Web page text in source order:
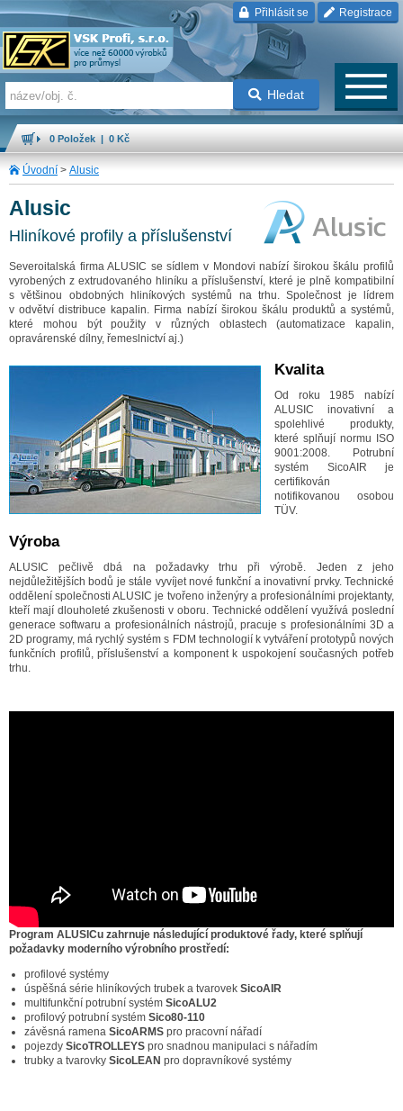
Přihlásit se Registrace
Hledat
0 Položek | 0 Kč
Úvodní > Alusic
Alusic
Hliníkové profily a příslušenství
Severoitalská firma ALUSIC se sídlem v Mondovi nabízí širokou škálu profilů
vyrobených z extrudovaného hliníku a příslušenství, které je plně kompatibilní
s většinou obdobných hliníkových systémů na trhu. Společnost je lídrem
v odvětví distribuce kapalin. Firma nabízí širokou škálu produktů a systémů,
které mohou být použity v různých oblastech (automatizace kapalin,
opravárenské dílny, řemeslnictví aj.)
Kvalita
Od roku 1985 nabízí
ALUSIC inovativní a
spolehlivé produkty,
které splňují normu ISO
9001:2008. Potrubní
systém SicoAIR je
certifikován
notifikovanou osobou
TÜV.
Výroba
ALUSIC pečlivě dbá na požadavky trhu při výrobě. Jeden z jeho
nejdůležitějších bodů je stále vyvíjet nové funkční a inovativní prvky. Technické
oddělení společnosti ALUSIC je tvořeno inženýry a profesionálními projektanty,
kteří mají dlouholeté zkušenosti v oboru. Technické oddělení využívá poslední
generace softwaru a profesionálních nástrojů, pracuje s profesionálními 3D a
2D programy, má rychlý systém s FDM technologií k vytváření prototypů nových
funkčních profilů, příslušenství a komponent k uspokojení současných potřeb
trhu.
Program ALUSICu zahrnuje následující produktové řady, které splňují
požadavky moderního výrobního prostředí:
profilové systémy
úspěšná série hliníkových trubek a tvarovek SicoAIR
multifunkční potrubní systém SicoALU2
profilový potrubní systém Sico80-110
závěsná ramena SicoARMSpro pracovní nářadí
pojezdy SicoTROLLEYSpro snadnou manipulaci s nářadím
trubky a tvarovky SicoLEAN pro dopravníkové systémy